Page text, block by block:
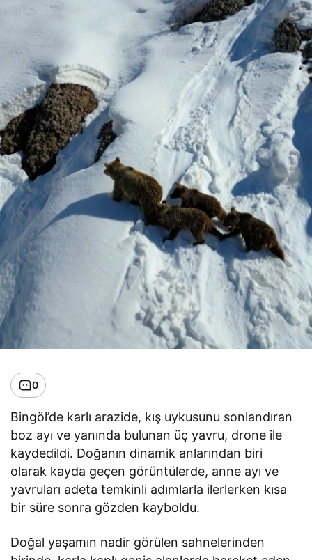
0
Bingöl’de karlı arazide, kış uykusunu sonlandıran
boz ayı ve yanında bulunan üç yavru, drone ile
kaydedildi. Doğanın dinamik anlarından biri
olarak kayda geçen görüntülerde, anne ayı ve
yavruları adeta temkinli adımlarla ilerlerken kısa
bir süre sonra gözden kayboldu.
Doğal yaşamın nadir görülen sahnelerinden